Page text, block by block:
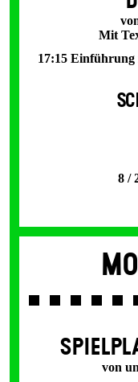
Mit
17:15 Einführung
8 /
von